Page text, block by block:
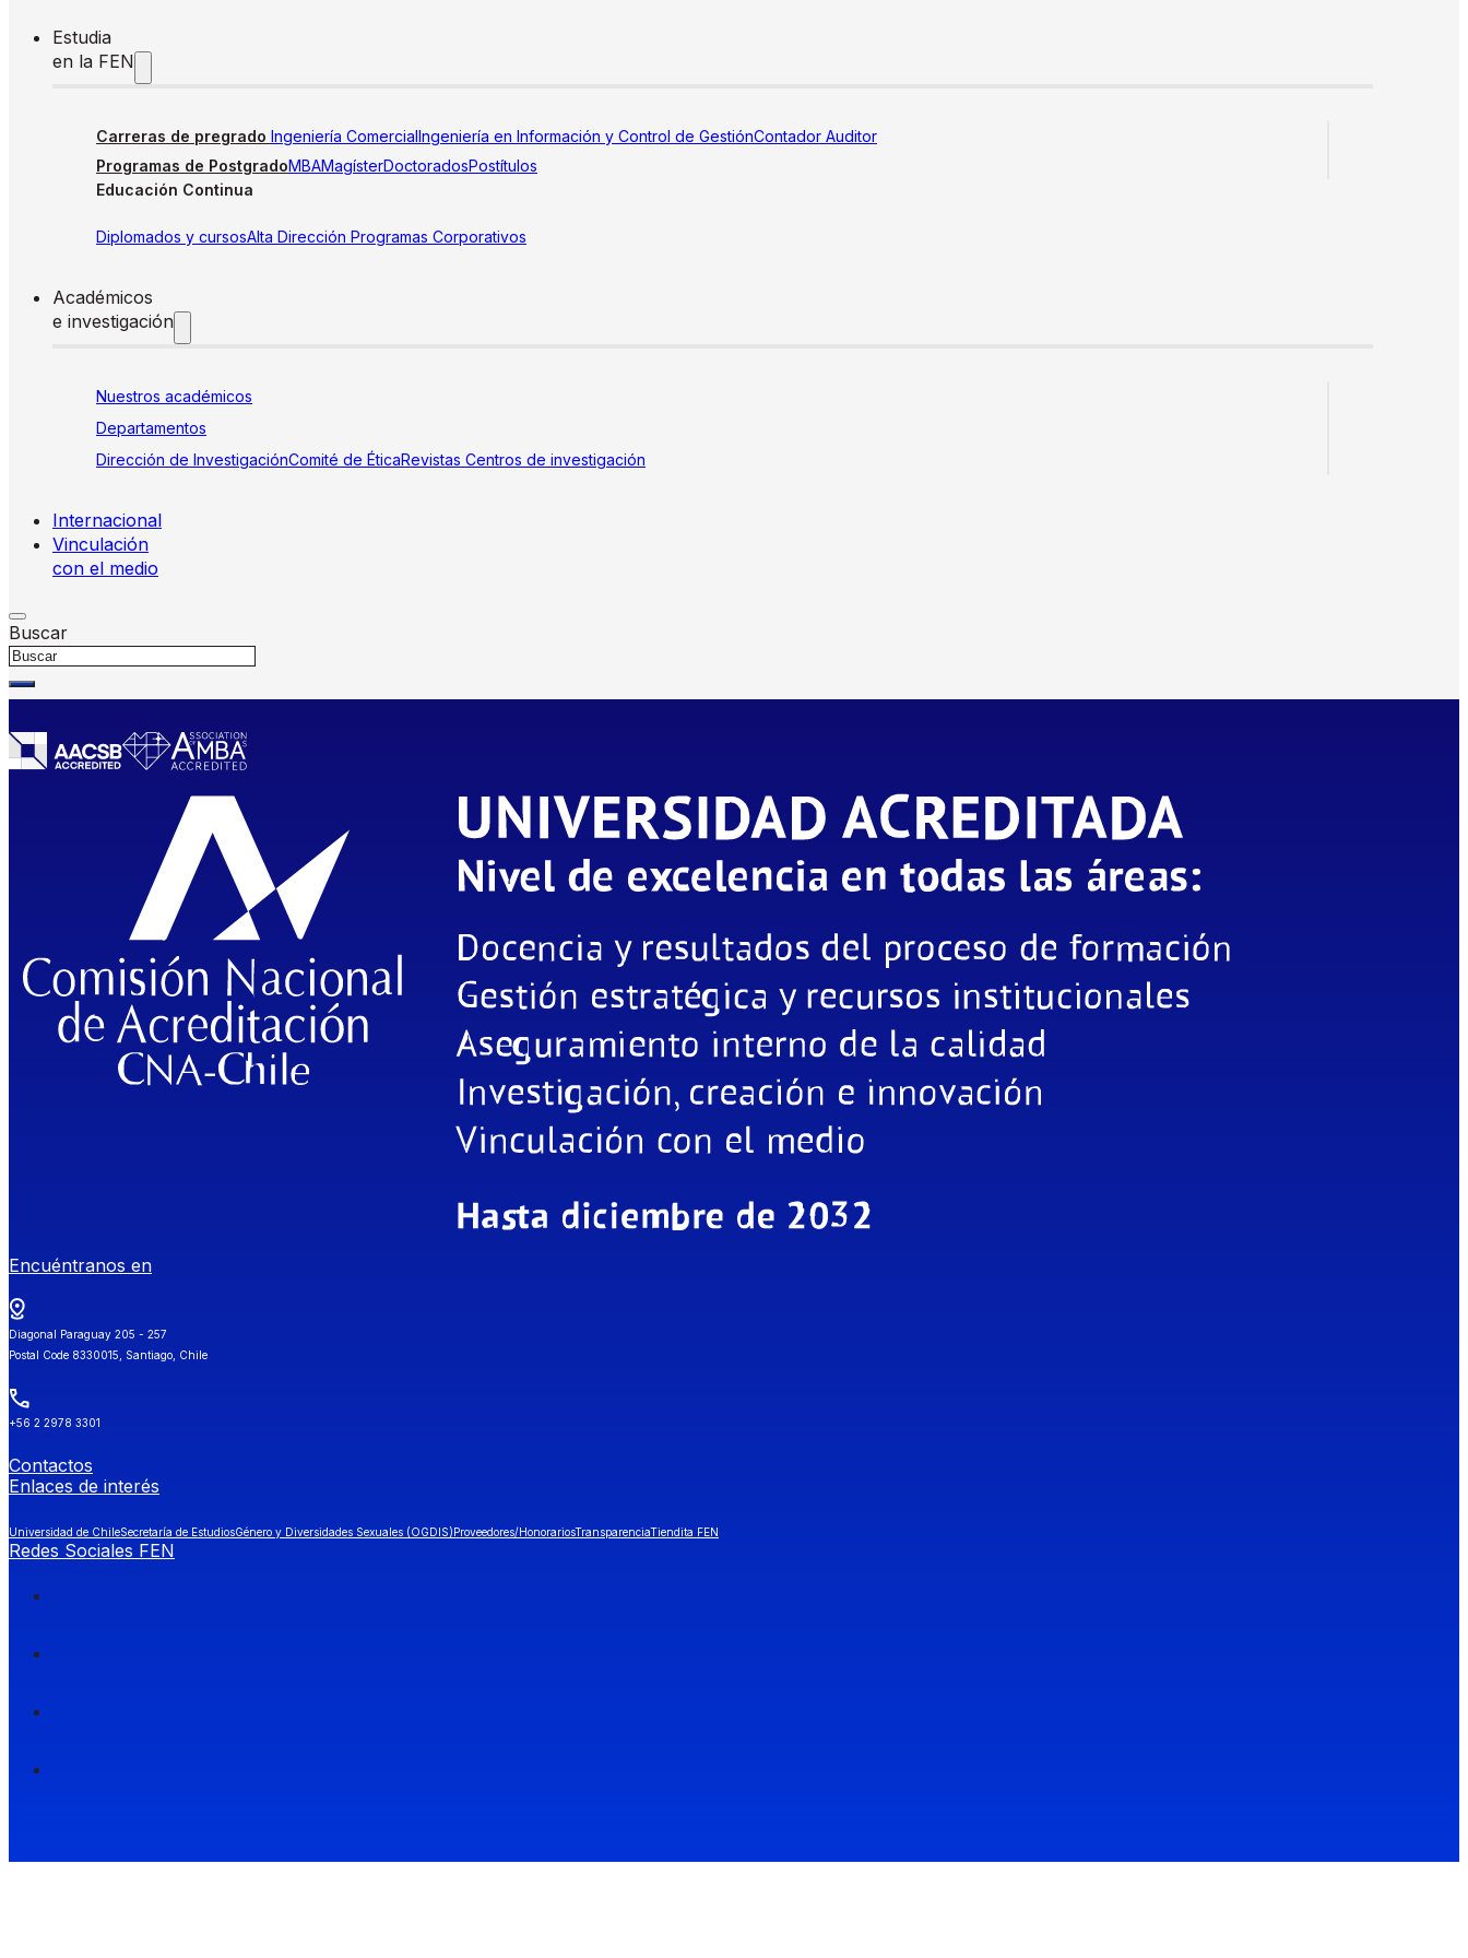
Estudia
en la FEN
Carreras de pregrado Ingeniería ComercialIngeniería en Información y Control de GestiónContador Auditor
Programas de PostgradoMBAMagísterDoctoradosPostítulos
Educación Continua
Diplomados y cursosAlta Dirección Programas Corporativos
Académicos
e investigación
Nuestros académicos
Departamentos
Dirección de InvestigaciónComité de ÉticaRevistas Centros de investigación
Internacional
Vinculación
con el medio
Buscar
Encuéntranos en
Diagonal Paraguay 205 - 257
Postal Code 8330015, Santiago, Chile
+56 2 2978 3301
Contactos
Enlaces de interés
Universidad de ChileSecretaría de EstudiosGénero y Diversidades Sexuales (OGDIS)Proveedores/HonorariosTransparenciaTiendita FEN
Redes Sociales FEN